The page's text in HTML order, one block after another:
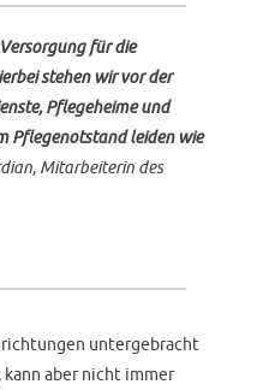
für die
stehen wir vor der
Pflegeheime und
Pflegenotstand leiden wie
Mitarbeiterin des
untergebracht
aber nicht immer